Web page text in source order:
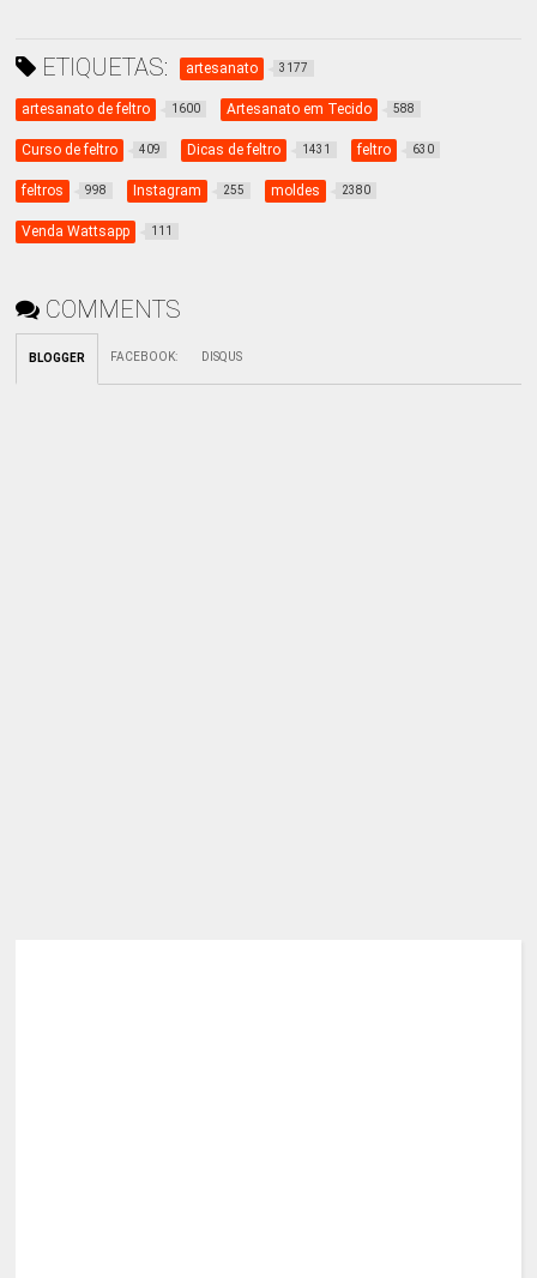
ETIQUETAS: artesanato 3177
artesanato de feltro 1600 Artesanato em Tecido 588
Curso de feltro 409 Dicas de feltro 1431 feltro 630
feltros 998 Instagram 255 moldes 2380
Venda Wattsapp 111
COMMENTS
BLOGGER FACEBOOK: DISQUS